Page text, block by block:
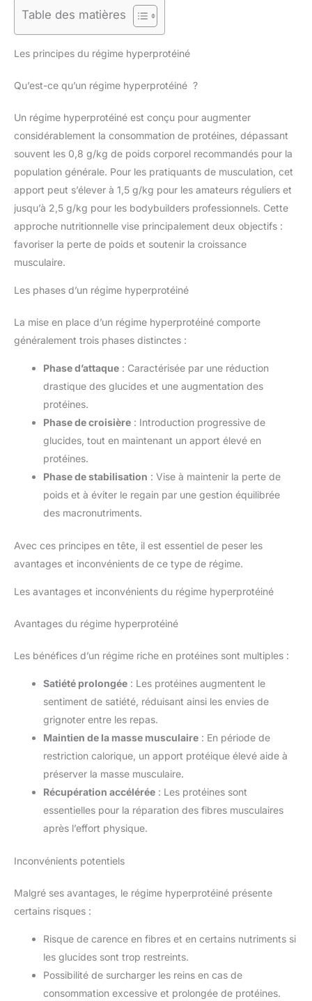
Table des matières
Les principes du régime hyperprotéiné
Qu’est-ce qu’un régime hyperprotéiné ?
Un régime hyperprotéiné est conçu pour augmenter
considérablement la consommation de protéines, dépassant
souvent les 0,8 g/kg de poids corporel recommandés pour la
population générale. Pour les pratiquants de musculation, cet
apport peut s’élever à 1,5 g/kg pour les amateurs réguliers et
jusqu’à 2,5 g/kg pour les bodybuilders professionnels. Cette
approche nutritionnelle vise principalement deux objectifs :
favoriser la perte de poids et soutenir la croissance
musculaire.
Les phases d’un régime hyperprotéiné
La mise en place d’un régime hyperprotéiné comporte
généralement trois phases distinctes :
Phase d’attaque : Caractérisée par une réduction
drastique des glucides et une augmentation des
protéines.
Phase de croisière : Introduction progressive de
glucides, tout en maintenant un apport élevé en
protéines.
Phase de stabilisation : Vise à maintenir la perte de
poids et à éviter le regain par une gestion équilibrée
des macronutriments.
Avec ces principes en tête, il est essentiel de peser les
avantages et inconvénients de ce type de régime.
Les avantages et inconvénients du régime hyperprotéiné
Avantages du régime hyperprotéiné
Les bénéfices d’un régime riche en protéines sont multiples :
Satiété prolongée : Les protéines augmentent le
sentiment de satiété, réduisant ainsi les envies de
grignoter entre les repas.
Maintien de la masse musculaire : En période de
restriction calorique, un apport protéique élevé aide à
préserver la masse musculaire.
Récupération accélérée : Les protéines sont
essentielles pour la réparation des fibres musculaires
après l’effort physique.
Inconvénients potentiels
Malgré ses avantages, le régime hyperprotéiné présente
certains risques :
Risque de carence en fibres et en certains nutriments si
les glucides sont trop restreints.
Possibilité de surcharger les reins en cas de
consommation excessive et prolongée de protéines.